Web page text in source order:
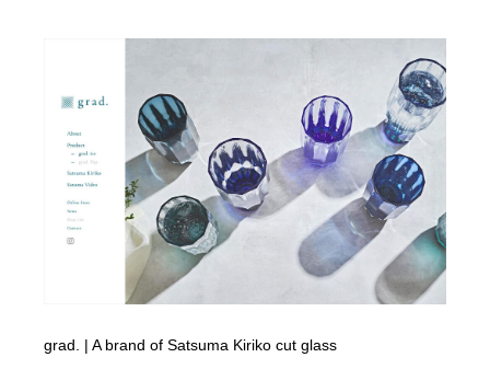
grad. | A brand of Satsuma Kiriko cut glass